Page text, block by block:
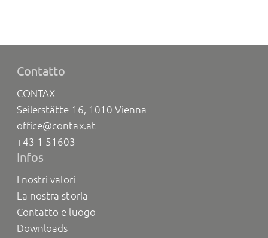
Contatto
CONTAX
Seilerstätte 16, 1010 Vienna
office@contax.at
+43 1 51603
Infos
I nostri valori
La nostra storia
Contatto e luogo
Downloads